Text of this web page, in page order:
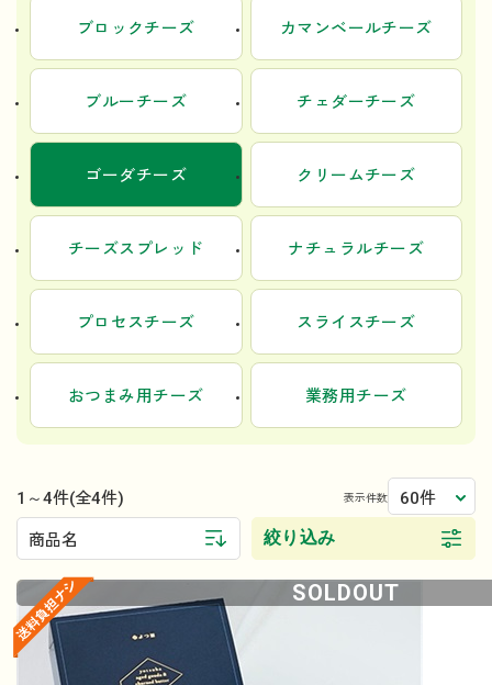
ブロックチーズ カマンベールチーズ
ブルーチーズ チェダーチーズ
ゴーダチーズ クリームチーズ
チーズスプレッド ナチュラルチーズ
プロセスチーズ スライスチーズ
おつまみ用チーズ 業務用チーズ
1～4件(全4件) 表示件数 60件
商品名 絞り込み
SOLDOUT